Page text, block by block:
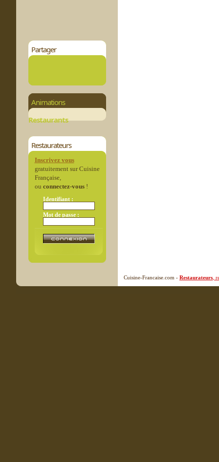
Partager
Animations
Restaurants
Restaurateurs
Inscrivez vous
gratuitement sur Cuisine
Française,
ou connectez-vous!
Identifiant :
Mot de passe :
Cuisine-Francaise.com - Restaurateurs ,